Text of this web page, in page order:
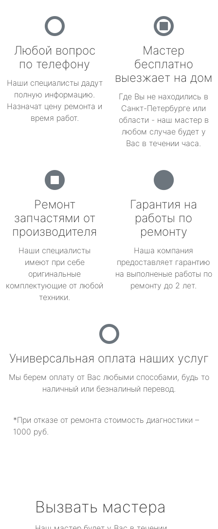
Любой вопрос
по телефону
Наши специалисты дадут
полную информацию.
Назначат цену ремонта и
время работ.
Мастер
бесплатно
выезжает на дом
Где Вы не находились в
Санкт-Петербурге или
области - наш мастер в
любом случае будет у
Вас в течении часа.
Ремонт
запчастями от
производителя
Наши специалисты
имеют при себе
оригинальные
комплектующие от любой
техники.
Гарантия на
работы по
ремонту
Наша компания
предоставляет гарантию
на выполненые работы по
ремонту до 2 лет.
Универсальная оплата наших услуг
Мы берем оплату от Вас любыми способами, будь то
наличный или безналиный перевод.
*При отказе от ремонта стоимость диагностики –
1000 руб.
Вызвать мастера